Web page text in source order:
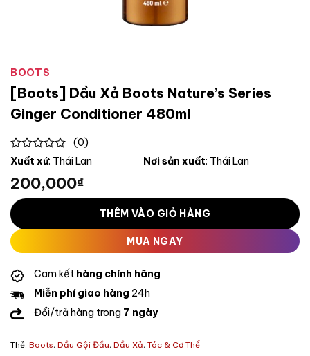
BOOTS
[Boots] Dầu Xả Boots Nature’s Series
Ginger Conditioner 480ml
0
of
5
(0)
Xuất xứ: Thái Lan Nơi sản xuất: Thái Lan
200,000₫
THÊM VÀO GIỎ HÀNG
MUA NGAY
Cam kết hàng chính hãng
Miễn phí giao hàng 24h
Đổi/trả hàng trong 7 ngày
Thẻ: Boots, Dầu Gội Đầu, Dầu Xả, Tóc & Cơ Thể